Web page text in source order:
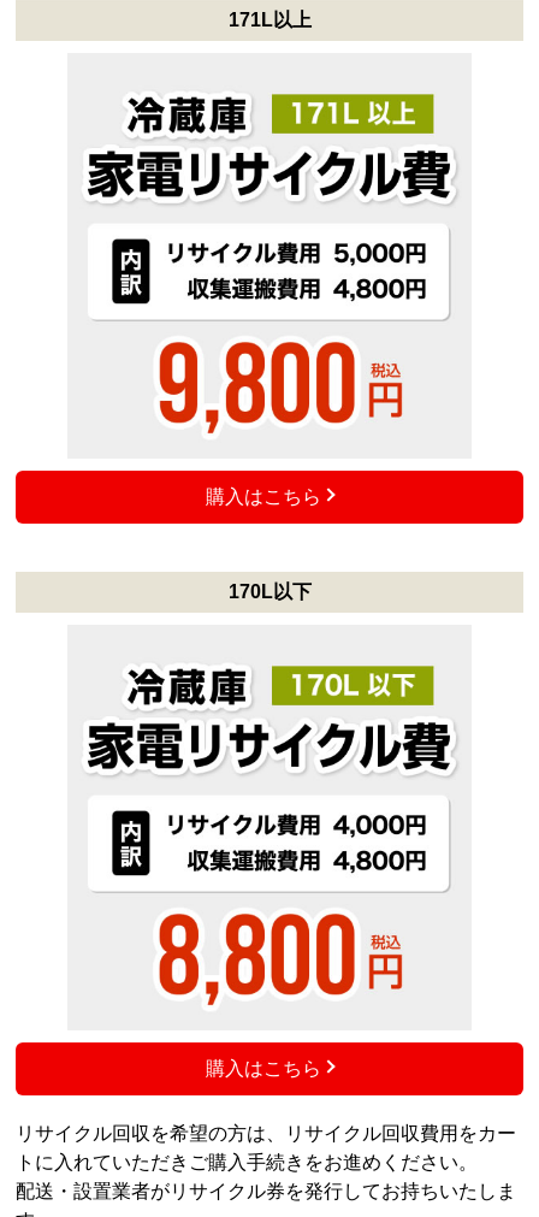
171L以上
購入はこちら
170L以下
購入はこちら
リサイクル回収を希望の方は、リサイクル回収費用をカー
トに入れていただきご購入手続きをお進めください。
配送・設置業者がリサイクル券を発行してお持ちいたしま